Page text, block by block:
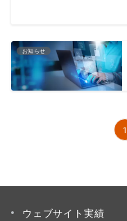
お知らせ
1
ウェブサイト実績